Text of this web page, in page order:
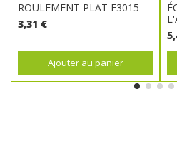
ROULEMENT PLAT F3015
3,31 €
Ajouter au panier